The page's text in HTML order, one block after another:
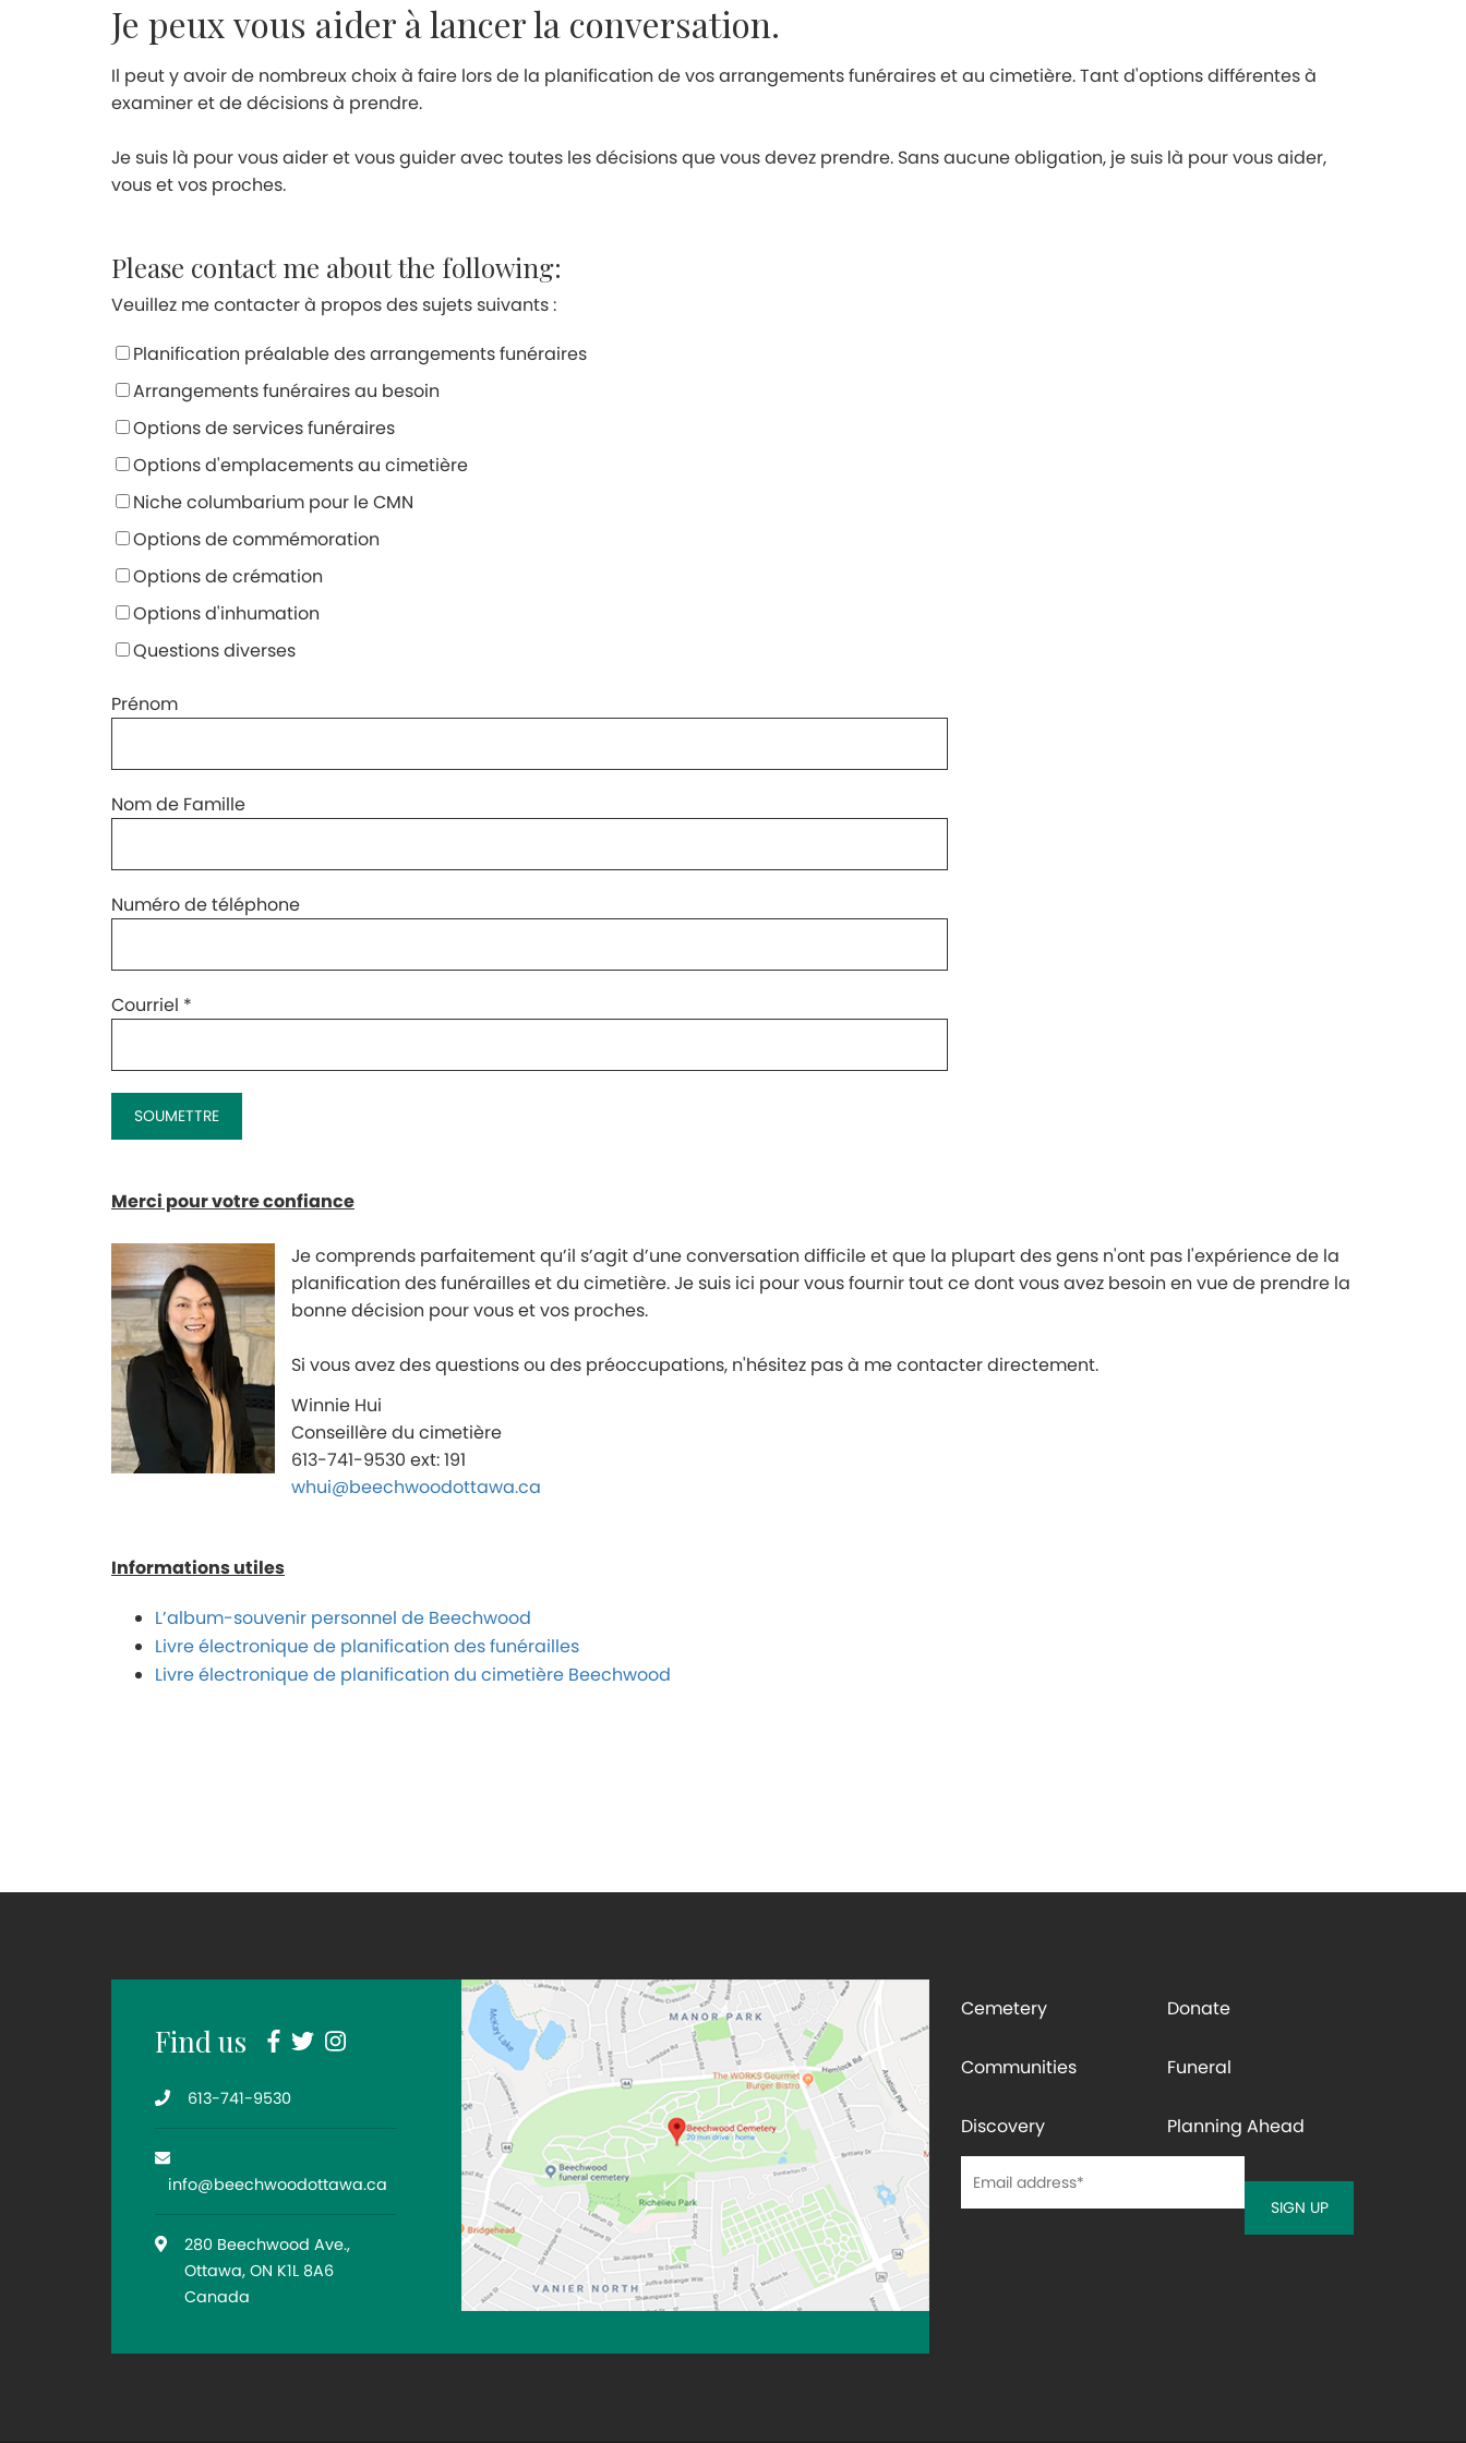
Je peux vous aider à lancer la conversation.
Il peut y avoir de nombreux choix à faire lors de la planification de vos arrangements funéraires et au cimetière. Tant d'options différentes à
examiner et de décisions à prendre.
Je suis là pour vous aider et vous guider avec toutes les décisions que vous devez prendre. Sans aucune obligation, je suis là pour vous aider,
vous et vos proches.
Please contact me about the following:
Veuillez me contacter à propos des sujets suivants :
Planification préalable des arrangements funéraires
Arrangements funéraires au besoin
Options de services funéraires
Options d'emplacements au cimetière
Niche columbarium pour le CMN
Options de commémoration
Options de crémation
Options d'inhumation
Questions diverses
Prénom
Nom de Famille
Numéro de téléphone
Courriel *
Merci pour votre confiance
Je comprends parfaitement qu’il s’agit d’une conversation difficile et que la plupart des gens n'ont pas l'expérience de la
planification des funérailles et du cimetière. Je suis ici pour vous fournir tout ce dont vous avez besoin en vue de prendre la
bonne décision pour vous et vos proches.
Si vous avez des questions ou des préoccupations, n'hésitez pas à me contacter directement.
Winnie Hui
Conseillère du cimetière
613-741-9530 ext: 191
whui@beechwoodottawa.ca
Informations utiles
L’album-souvenir personnel de Beechwood
Livre électronique de planification des funérailles
Livre électronique de planification du cimetière Beechwood
Find us Facebook
TwitterInstagram
Telephone
613-741-9530
Email
info@beechwoodottawa.ca
Location
280 Beechwood Ave.,
Ottawa, ON K1L 8A6
Canada
Cemetery
Communities
Discovery
Donate
Funeral
Planning Ahead